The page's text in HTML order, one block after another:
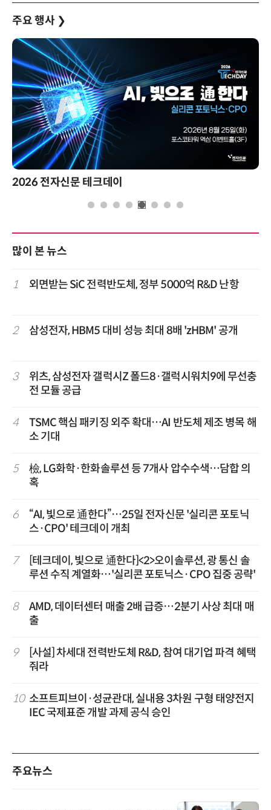
주요 행사 ❯
2026 전자신문 테크데이
많이 본 뉴스
1 외면받는 SiC 전력반도체, 정부 5000억 R&D 난항
2 삼성전자, HBM5 대비 성능 최대 8배 'zHBM' 공개
3
위츠, 삼성전자 갤럭시Z 폴드8·갤럭시워치9에 무선충
전 모듈 공급
4
TSMC 핵심 패키징 외주 확대…AI 반도체 제조 병목 해
소 기대
5
檢, LG화학·한화솔루션 등 7개사 압수수색…담합 의
혹
6
“AI, 빛으로 通한다”…25일 전자신문 '실리콘 포토닉
스·CPO' 테크데이 개최
7
[테크데이, 빛으로 通한다]<2>오이솔루션, 광 통신 솔
루션 수직 계열화…'실리콘 포토닉스·CPO 집중 공략'
8
AMD, 데이터센터 매출 2배 급증…2분기 사상 최대 매
출
9
[사설] 차세대 전력반도체 R&D, 참여 대기업 파격 혜택
줘라
10 소프트피브이·성균관대, 실내용 3차원 구형 태양전지
IEC 국제표준 개발 과제 공식 승인
주요뉴스